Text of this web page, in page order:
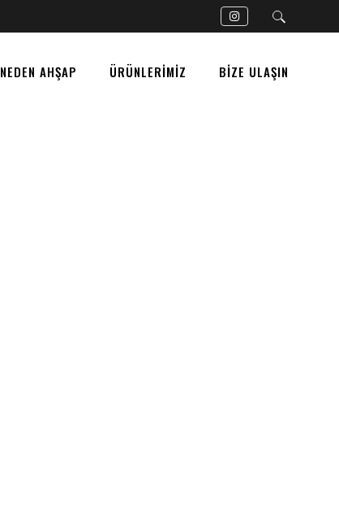
NEDEN AHŞAP ÜRÜNLERİMİZ BİZE ULAŞIN